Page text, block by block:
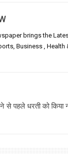
brings the
Business ,
से पहले धरती को किया